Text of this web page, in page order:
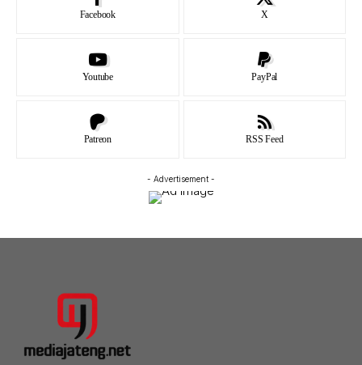
Facebook X
Youtube PayPal
Patreon RSS Feed
- Advertisement -